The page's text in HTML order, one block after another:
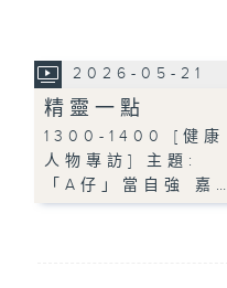
2026-05-21
精靈一點
1300-1400 [健康
人物專訪] 主題:
「A仔」當自強 嘉…